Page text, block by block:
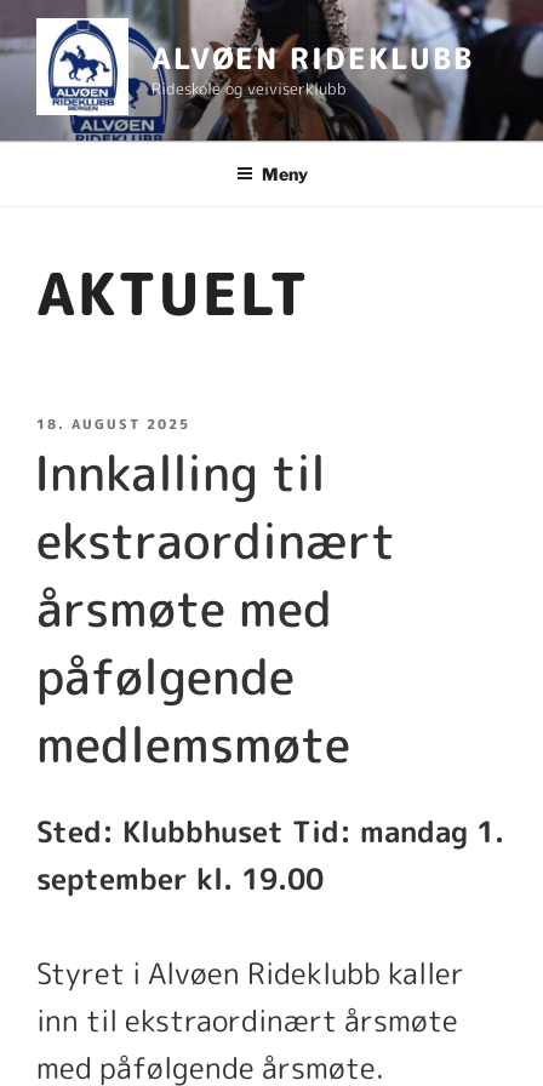
til
innhold
ALVØEN RIDEKLUBB
Rideskole og veiviserklubb
Meny
AKTUELT
PUBLISERT
18. AUGUST 2025
Innkalling til
ekstraordinært
årsmøte med
påfølgende
medlemsmøte
Sted: Klubbhuset Tid: mandag 1.
september kl. 19.00
Styret i Alvøen Rideklubb kaller
inn til ekstraordinært årsmøte
med påfølgende årsmøte.